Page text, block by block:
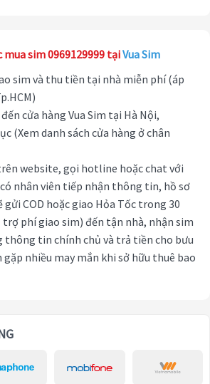
sim 0969129999 tạiVua Sim
sim và thu tiền tại nhà miễn phí (áp
cửa hàng Vua Sim tại Hà Nội,
(Xem danh sách cửa hàng ở chân
website, gọi hotline hoặc chat với
có nhân viên tiếp nhận thông tin, hồ sơ
gửi COD hoặc giao Hỏa Tốc trong 30
phí giao sim) đến tận nhà, nhận sim
thông tin chính chủ và trả tiền cho bưu
gặp nhiều may mắn khi sở hữu thuê bao